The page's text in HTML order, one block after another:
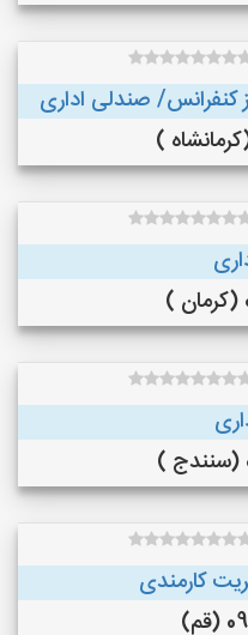
کنفرانس/ صندلی اداری
کارمندی